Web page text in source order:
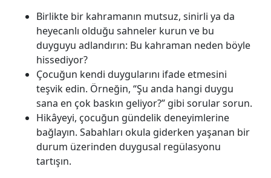
Birlikte bir kahramanın mutsuz, sinirli ya da
heyecanlı olduğu sahneler kurun ve bu
duyguyu adlandırın: Bu kahraman neden böyle
hissediyor?
Çocuğun kendi duygularını ifade etmesini
teşvik edin. Örneğin, “Şu anda hangi duygu
sana en çok baskın geliyor?” gibi sorular sorun.
Hikâyeyi, çocuğun gündelik deneyimlerine
bağlayın. Sabahları okula giderken yaşanan bir
durum üzerinden duygusal regülasyonu
tartışın.